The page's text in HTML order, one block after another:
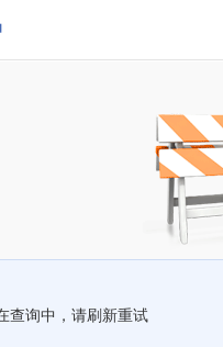
查询中，请刷新重试